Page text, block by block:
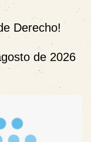
Derecho!
de 2026